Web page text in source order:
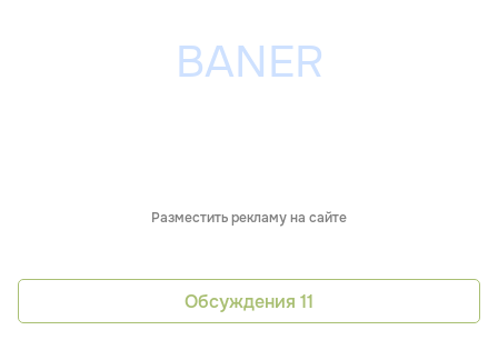
Разместить рекламу на сайте
Обсуждения 11